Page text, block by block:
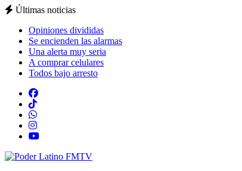
Últimas noticias
Opiniones divididas
Se encienden las alarmas
Una alerta muy seria
A comprar celulares
Todos bajo arresto